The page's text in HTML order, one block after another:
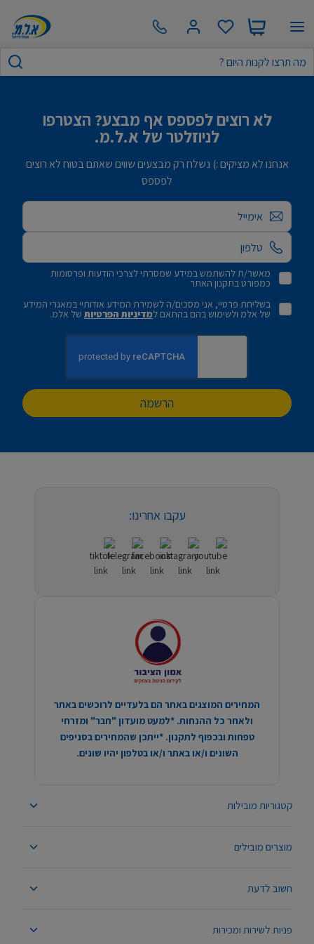
לא רוצים לפספס אף מבצע? הצטרפו
לניוזלטר של א.ל.מ.
אנחנו לא מציקים :) נשלח רק מבצעים שווים שאתם בטוח לא רוצים
לפספס
אימייל
מאשר/ת להשתמש במידע שמסרתי לצרכי הודעות ופרסומות
כמפורט בתקנון האתר
בשליחת פרטיי, אני מסכים/ה לשמירת המידע אודותיי במאגרי המידע
של אלמ ולשימוש בהם בהתאם למדיניות הפרטיותשל אלמ.
הרשמה
קטגוריות מובילות
מוצרים מובילים
חשוב לדעת
פניות לשירות ומכירות
עקבו אחרינו:
המחירים המוצגים באתר הם בלעדיים לרוכשים באתר
ולאחר כל ההנחות. *למעט מועדון "חבר" ומזרחי
טפחות ובכפוף לתקנון. *ייתכן שהמחירים בסניפים
השונים ו/או באתר ו/או בטלפון יהיו שונים.